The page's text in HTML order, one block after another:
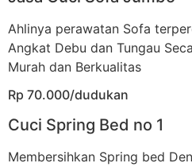
Ahlinya perawatan Sofa
Angkat Debu dan Tungau
Murah dan Berkualitas
Rp 70.000/dudukan
Cuci Spring Bed no 1
Membersihkan Spring bed